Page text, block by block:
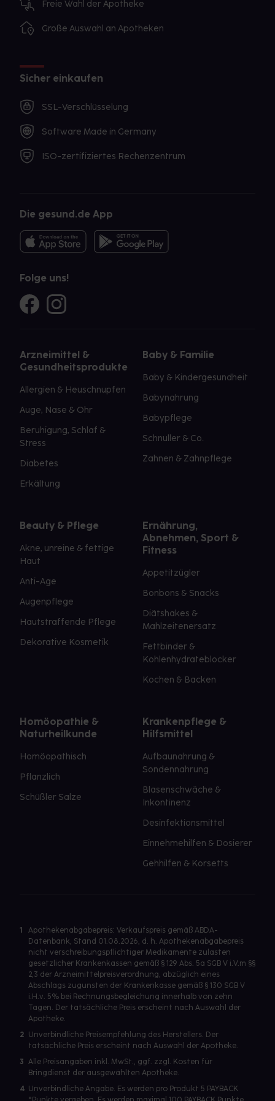
Freie Wahl der Apotheke
Große Auswahl an Apotheken
Sicher einkaufen
SSL-Verschlüsselung
Software Made in Germany
ISO-zertifiziertes Rechenzentrum
Die gesund.de App
Folge uns!
Arzneimittel &
Gesundheitsprodukte
Allergien & Heuschnupfen
Auge, Nase & Ohr
Beruhigung, Schlaf &
Stress
Diabetes
Erkältung
Baby & Familie
Baby & Kindergesundheit
Babynahrung
Babypflege
Schnuller & Co.
Zahnen & Zahnpflege
Beauty & Pflege
Akne, unreine & fettige
Haut
Anti-Age
Augenpflege
Hautstraffende Pflege
Dekorative Kosmetik
Ernährung,
Abnehmen, Sport &
Fitness
Appetitzügler
Bonbons & Snacks
Diätshakes &
Mahlzeitenersatz
Fettbinder &
Kohlenhydrateblocker
Kochen & Backen
Homöopathie &
Naturheilkunde
Homöopathisch
Pflanzlich
Schüßler Salze
Krankenpflege &
Hilfsmittel
Aufbaunahrung &
Sondennahrung
Blasenschwäche &
Inkontinenz
Desinfektionsmittel
Einnehmehilfen & Dosierer
Gehhilfen & Korsetts
1
Apothekenabgabepreis: Verkaufspreis gemäß ABDA-
Datenbank, Stand 01.08.2026, d. h. Apothekenabgabepreis
nicht verschreibungspflichtiger Medikamente zulasten
gesetzlicher Krankenkassen gemäß § 129 Abs. 5a SGB V i.V.m §§
2,3 der Arzneimittelpreisverordnung, abzüglich eines
Abschlags zugunsten der Krankenkasse gemäß § 130 SGB V
i.H.v. 5% bei Rechnungsbegleichung innerhalb von zehn
Tagen. Der tatsächliche Preis erscheint nach Auswahl der
Apotheke.
2 Unverbindliche Preisempfehlung des Herstellers. Der
tatsächliche Preis erscheint nach Auswahl der Apotheke.
3 Alle Preisangaben inkl. MwSt., ggf. zzgl. Kosten für
Bringdienst der ausgewählten Apotheke.
4 Unverbindliche Angabe. Es werden pro Produkt 5 PAYBACK